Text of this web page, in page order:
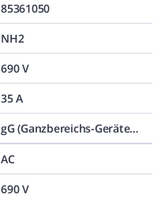
85361050
NH2
690 V
35 A
gG (Ganzbereichs-Geräteschutz)
AC
690 V